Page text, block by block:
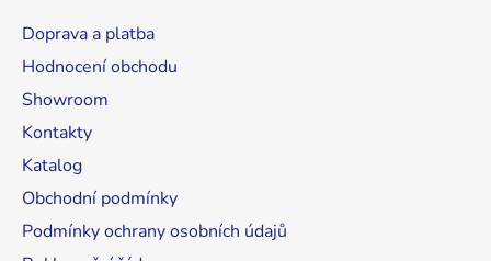
Doprava a platba
Hodnocení obchodu
Showroom
Kontakty
Katalog
Obchodní podmínky
Podmínky ochrany osobních údajů